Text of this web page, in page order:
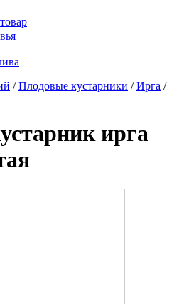
/Плодовые кустарники /Ирга /
ирга